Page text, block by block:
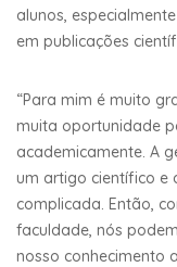
alunos,
em publicações
“Para mim é muito
muita oportunidade
academicamente. A
um artigo científico e
complicada. Então,
faculdade, nós
nosso conhecimento